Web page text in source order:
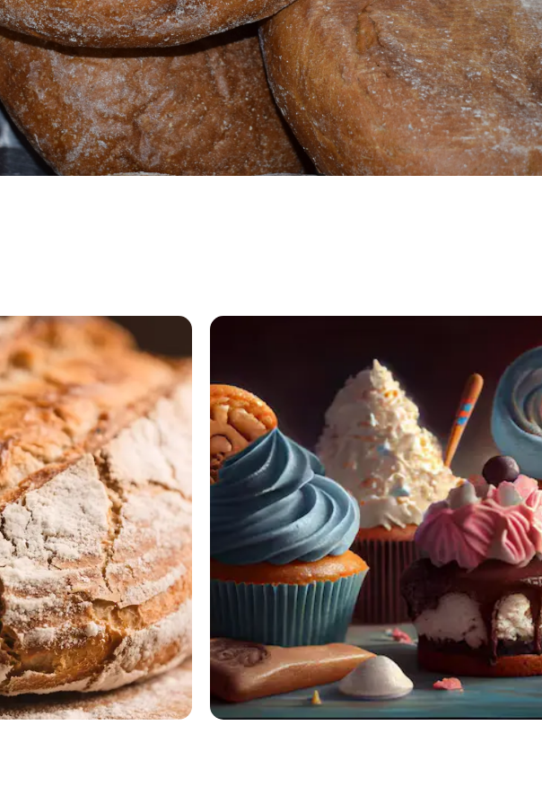
«Берривуд
Фэмили»